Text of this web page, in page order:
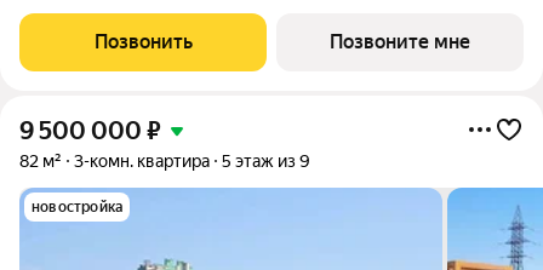
продаже квартира площадью 84.88 кв. м черновая отделка.
Квартира находится в
Позвонить Позвоните мне
9 500 000 ₽
82 м² 3-комн. квартира 5 этаж из 9
новостройка